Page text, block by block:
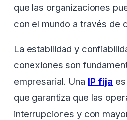
que las organizaciones
con el mundo a través de
La estabilidad y
conexiones son
empresarial. Una IP fija
que garantiza que las
interrupciones y con